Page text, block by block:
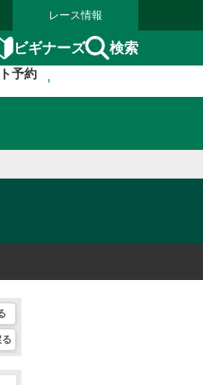
レース情報
ビギナーズ 検索
予約